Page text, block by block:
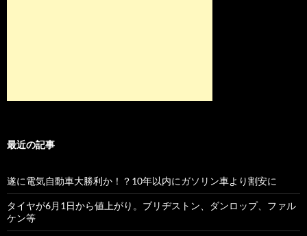
最近の記事
遂に電気自動車大勝利か！？10年以内にガソリン車より割安に
タイヤが6月1日から値上がり。ブリヂストン、ダンロップ、ファル
ケン等